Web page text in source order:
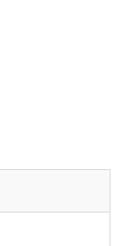
っていただくよ
ためには、個人
マネジメントや
ちしておりま